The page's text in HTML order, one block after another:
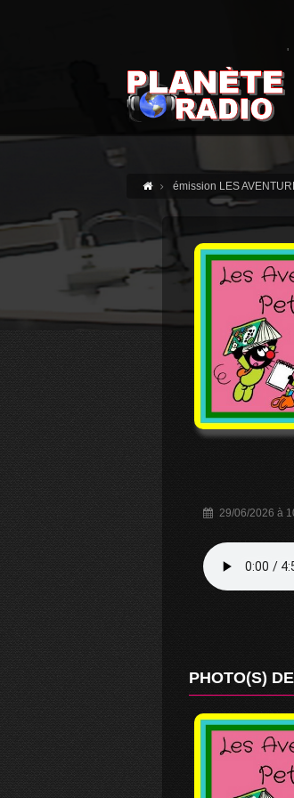
'
émission LES
29/06/2026 à
PHOTO(S)